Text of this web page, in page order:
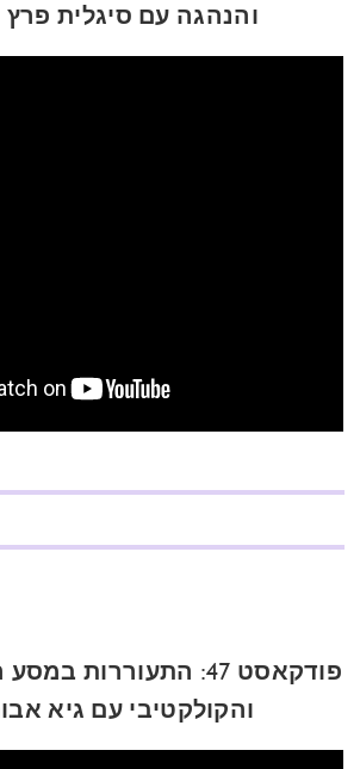
והנהגה עם סיגלית
פודקאסט 47: התעוררות
והקולקטיבי עם גיא